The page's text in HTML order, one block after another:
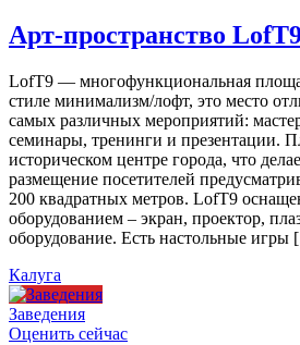
Арт-пространство
LofT9 — многофункциональная
стиле минимализм/лофт, это место
самых различных мероприятий:
семинары, тренинги и презентации.
историческом центре города, что
размещение посетителей
200 квадратных метров. LofT9
оборудованием – экран, проектор,
оборудование. Есть настольные
Калуга
Заведения
Оценить сейчас